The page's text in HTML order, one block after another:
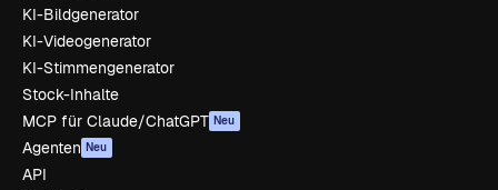
KI-Bildgenerator
KI-Videogenerator
KI-Stimmengenerator
Stock-Inhalte
MCP für Claude/ChatGPT Neu
Agenten Neu
API